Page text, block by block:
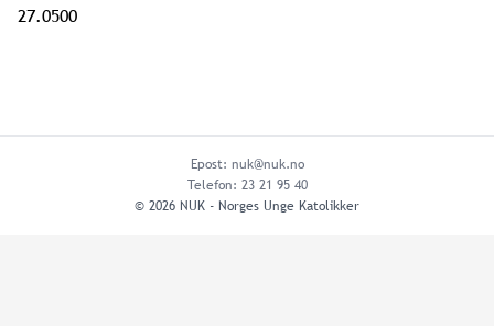
27.0500
© 2026 NUK - Norges Unge Katolikker
Epost: nuk@nuk.no
Telefon: 23 21 95 40